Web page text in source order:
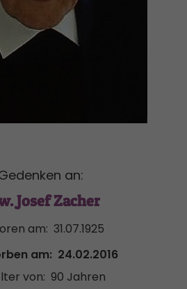
an:
Josef Zacher
am: 31.07.1925
am: 24.02.2016
von: 90 Jahren